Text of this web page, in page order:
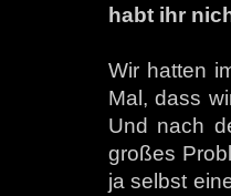
habt ihr
Wir hatten
Mal, dass
Und nach
großes
ja selbst